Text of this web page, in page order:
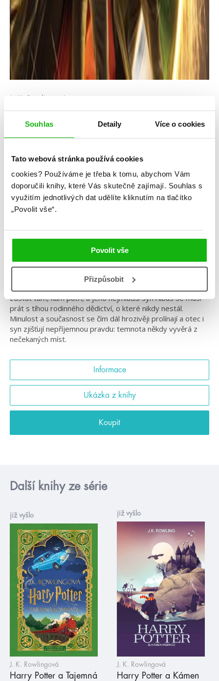
Souhlas Detaily Více o cookies
Tato webová stránka používá cookies
cookies? Používáme je třeba k tomu, abychom Vám
doporučili knihy, které Vás skutečně zajímají. Souhlas s
využitím jednotlivých dat udělíte kliknutím na tlačítko
„Povolit vše“.
Povolit vše
Přizpůsobit
Žánr: Fantasy
Harry Potter a prokleté dítě – definitivní
#harrypotter #jkrowling
zapracovanými změnami z inscenace
Harry Potter to nikdy neměl snadné a teď, jako otec,
manžel a přepracovaný zaměstnanec Ministerstva kouzel,
zůstat tam, kam patří, a jeho nejmladší syn Albus se musí
prát s tíhou rodinného dědictví, o které nikdy nestál.
Minulost a současnost se čím dál hrozivěji prolínají a otec i
syn zjišťují nepříjemnou pravdu: temnota někdy vyvěrá z
nečekaných míst.
Informace
Ukázka z knihy
Koupit
Další knihy ze série
již vyšlo
J. K. Rowlingová
Harry Potter a Tajemná
již vyšlo
J. K. Rowlingová
Harry Potter a Kámen